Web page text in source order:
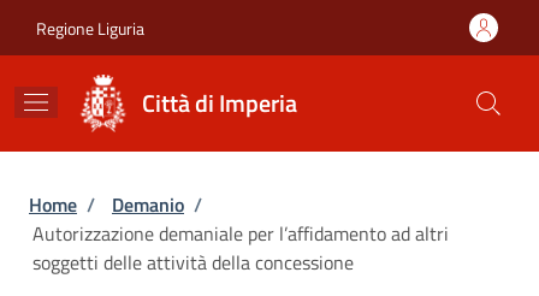
Regione Liguria
Città di Imperia
Briciole di pane
Home / Demanio /
Autorizzazione demaniale per l’affidamento ad altri
soggetti delle attività della concessione